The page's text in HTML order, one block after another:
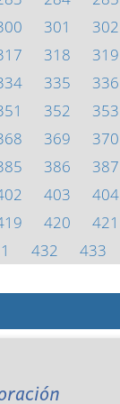
301 302
318 319
335 336
352 353
369 370
386 387
403 404
420 421
432 433